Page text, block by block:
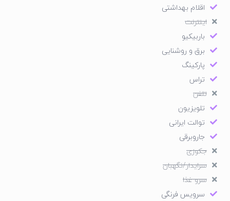
اقلام بهداشتی
اینترنت
باربیکیو
برق و روشنایی
پارکینگ
تراس
تلفن
تلویزیون
توالت ایرانی
جاروبرقی
جکوزی
سرایدار/نگهبان
سرو غذا
سرویس فرنگی